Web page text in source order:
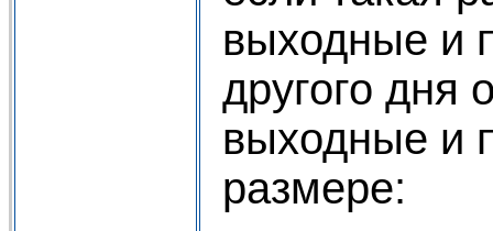
выходные и
другого
выходные и
размере: